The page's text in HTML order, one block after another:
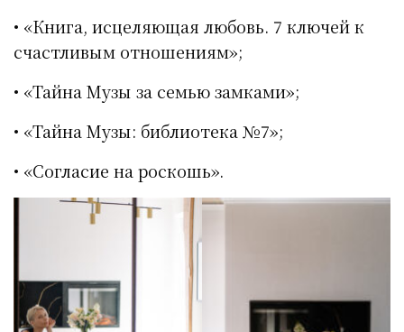
• «Книга, исцеляющая любовь. 7 ключей к
счастливым отношениям»;
• «Тайна Музы за семью замками»;
• «Тайна Музы: библиотека №7»;
• «Согласие на роскошь».